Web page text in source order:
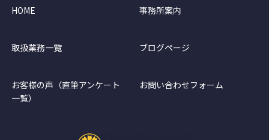
HOME 事務所案内
取扱業務一覧 ブログページ
お客様の声（直筆アンケート
一覧）
お問い合わせフォーム